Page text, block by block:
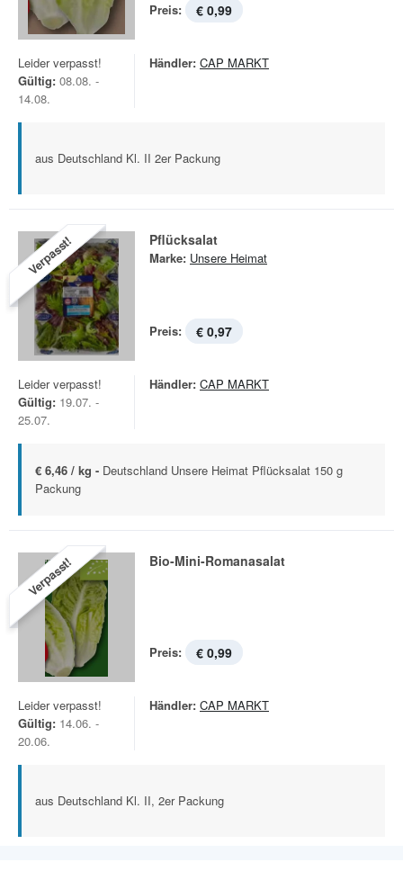
Preis: € 0,99
Leider verpasst!
Gültig: 08.08. -
14.08.
Händler: CAP MARKT
aus Deutschland Kl. II 2er Packung
Verpasst! Pflücksalat
Marke: Unsere Heimat
Preis: € 0,97
Leider verpasst!
Gültig: 19.07. -
25.07.
Händler: CAP MARKT
€ 6,46 / kg - Deutschland Unsere Heimat Pflücksalat 150 g
Packung
Verpasst! Bio-Mini-Romanasalat
Preis: € 0,99
Leider verpasst!
Gültig: 14.06. -
20.06.
Händler: CAP MARKT
aus Deutschland Kl. II, 2er Packung